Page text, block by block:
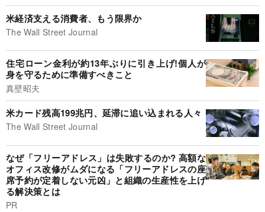
米経済支える消費者、もう限界か
The Wall Street Journal
住宅ローン金利が約13年ぶりに引き上げ!個人が
身を守るために準備すべきこと
真壁昭夫
米カード残高199兆円、延滞に追い込まれる人々
The Wall Street Journal
なぜ「フリーアドレス」は失敗するのか? 高額な
オフィス改修がムダになる「フリーアドレスの座
席予約が定着しない元凶」と組織の生産性を上げ
る解決策とは
PR